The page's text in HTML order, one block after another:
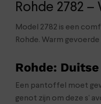
Rohde 2782
Model 2782 is een
Rohde. Warm
Rohde:
Een pantoffel moet
genot zijn om deze s’